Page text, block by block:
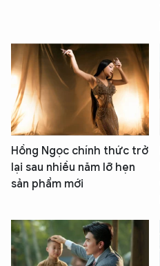
Hồng Ngọc chính thức trở
lại sau nhiều năm lỡ hẹn
sản phẩm mới